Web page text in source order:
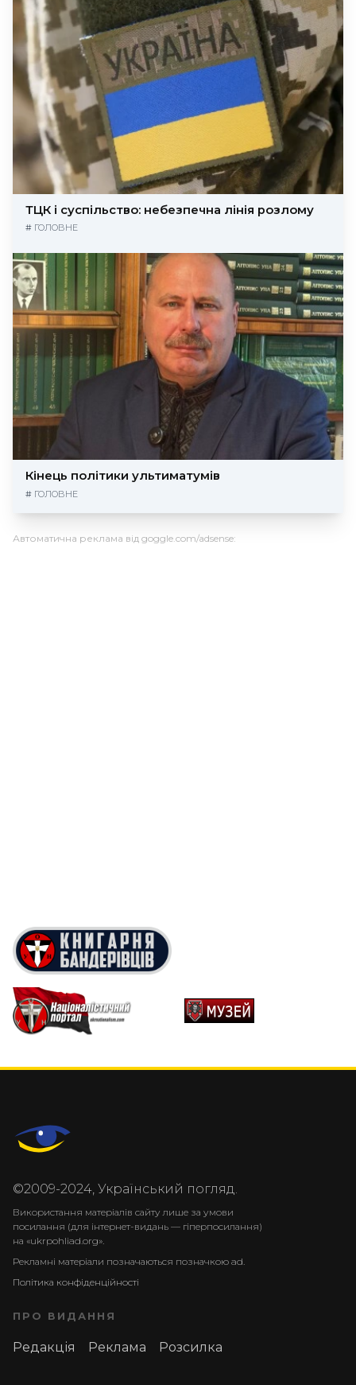
ТЦК і суспільство: небезпечна лінія розлому
# ГОЛОВНЕ
Кінець політики ультиматумів
# ГОЛОВНЕ
Автоматична реклама від goggle.com/adsense:
©2009-2024, Український погляд.
Використання матеріалів сайту лише за умови
посилання (для інтернет-видань — гіперпосилання)
на «ukrpohliad.org».
Рекламні матеріали позначаються позначкою ad.
Політика конфіденційності
ПРО ВИДАННЯ
Редакція Реклама Розсилка